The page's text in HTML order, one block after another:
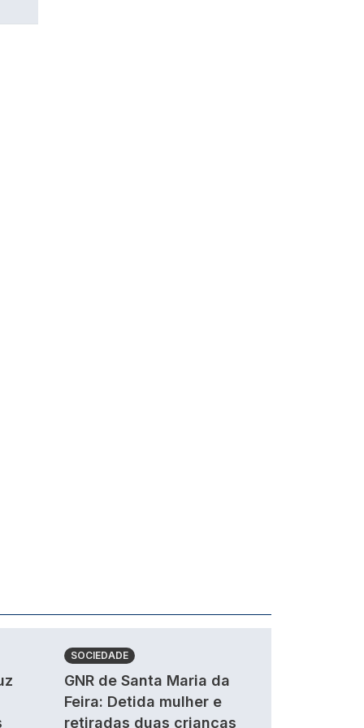
SOCIEDADE
GNR de Santa Maria da
Feira: Detida mulher e
retiradas duas crianças